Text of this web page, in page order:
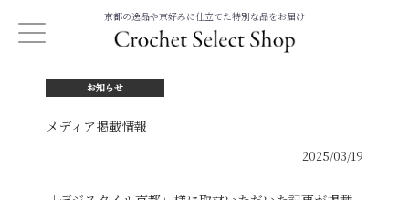
京都の逸品や京好みに仕立てた特別な品をお届け
お知らせ
メディア掲載情報
2025/03/19